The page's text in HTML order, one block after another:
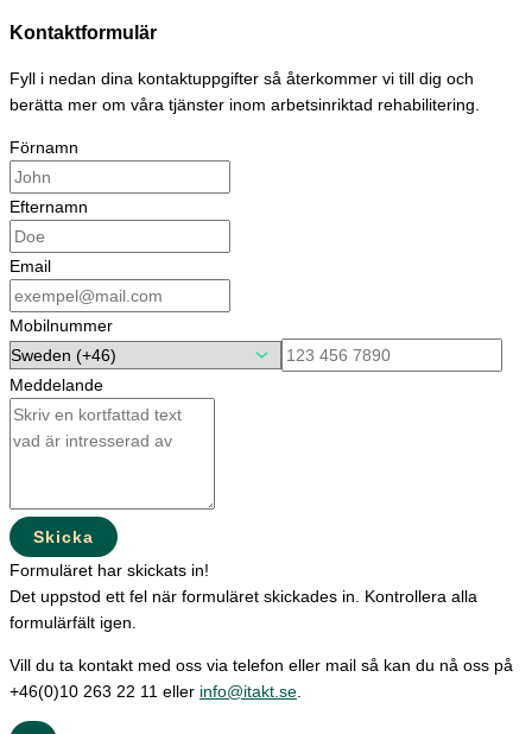
Kontaktformulär
Fyll i nedan dina kontaktuppgifter så återkommer vi till dig och
berätta mer om våra tjänster inom arbetsinriktad rehabilitering.
Förnamn
Efternamn
Email
Mobilnummer
Meddelande
Skicka
Formuläret har skickats in!
Det uppstod ett fel när formuläret skickades in. Kontrollera alla
formulärfält igen.
Vill du ta kontakt med oss via telefon eller mail så kan du nå oss på
+46(0)10 263 22 11 eller info@itakt.se